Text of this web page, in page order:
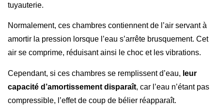
tuyauterie.
Normalement, ces chambres contiennent de l’air servant à
amortir la pression lorsque l’eau s’arrête brusquement. Cet
air se comprime, réduisant ainsi le choc et les vibrations.
Cependant, si ces chambres se remplissent d’eau, leur
capacité d’amortissement disparaît, car l’eau n’étant pas
compressible, l’effet de coup de bélier réapparaît.